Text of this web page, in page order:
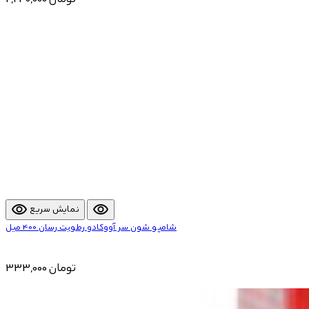
visibility نمایش سریع visibility
شامپو شون سر آووکادو رطوبت رسان 400 میل
333,000 تومان